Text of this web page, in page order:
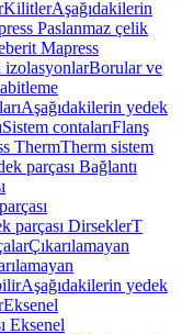
KilitlerAşağıdakilerin
Paslanmaz çelik
Mapress
izolasyonlarBorular ve
Aşağıdakilerin yedek
Sistem contalarıFlanş
ThermTherm sistem
parçası Bağlantı
parçası DirseklerT
Çıkarılamayan
Aşağıdakilerin yedek
Eksenel
Eksenel